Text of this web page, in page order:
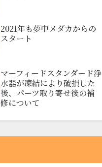
2021年も夢中メダカからの
スタート
マーフィードスタンダード浄
水器が凍結により破損した
後、パーツ取り寄せ後の補
修について